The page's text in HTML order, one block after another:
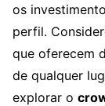
os
perfil.
que oferecem
de qualquer
explorar o